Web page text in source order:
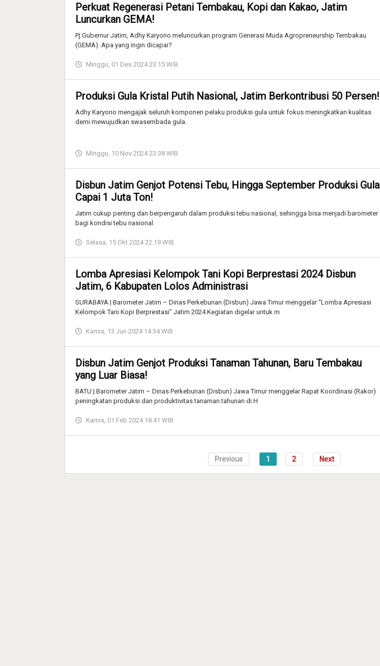
Perkuat Regenerasi Petani Tembakau, Kopi dan Kakao, Jatim
Luncurkan GEMA!
Pj Gubernur Jatim, Adhy Karyono meluncurkan program Generasi Muda Agropreneurship Tembakau
(GEMA). Apa yang ingin dicapai?
Minggu, 01 Des 2024 23:15 WIB
Produksi Gula Kristal Putih Nasional, Jatim Berkontribusi 50 Persen!
Adhy Karyono mengajak seluruh komponen pelaku produksi gula untuk fokus meningkatkan kualitas
demi mewujudkan swasembada gula.
Minggu, 10 Nov 2024 23:38 WIB
Disbun Jatim Genjot Potensi Tebu, Hingga September Produksi Gula
Capai 1 Juta Ton!
Jatim cukup penting dan berpengaruh dalam produksi tebu nasional, sehingga bisa menjadi barometer
bagi kondisi tebu nasional.
Selasa, 15 Okt 2024 22:19 WIB
Lomba Apresiasi Kelompok Tani Kopi Berprestasi 2024 Disbun
Jatim, 6 Kabupaten Lolos Administrasi
SURABAYA | Barometer Jatim – Dinas Perkebunan (Disbun) Jawa Timur menggelar “Lomba Apresiasi
Kelompok Tani Kopi Berprestasi” Jatim 2024.Kegiatan digelar untuk m
Kamis, 13 Jun 2024 14:34 WIB
Disbun Jatim Genjot Produksi Tanaman Tahunan, Baru Tembakau
yang Luar Biasa!
BATU | Barometer Jatim – Dinas Perkebunan (Disbun) Jawa Timur menggelar Rapat Koordinasi (Rakor)
peningkatan produksi dan produktivitas tanaman tahunan di H
Kamis, 01 Feb 2024 18:41 WIB
Previous 1 2 Next